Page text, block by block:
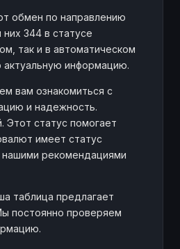
обмен по направлению
344 в статусе
так и в автоматическом
информацию.
вам ознакомиться с
и надежность.
Этот статус помогает
имеет статус
рекомендациями
таблица предлагает
постоянно проверяем